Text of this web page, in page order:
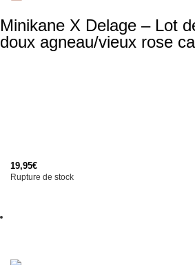
Minikane X Delage – Lot
doux agneau/vieux rose
19,95€
Rupture de stock